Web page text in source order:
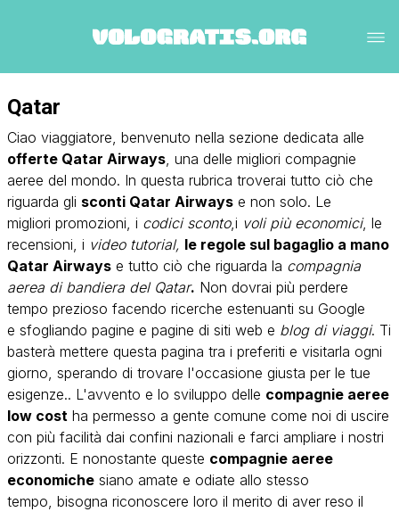
Qatar
Ciao viaggiatore, benvenuto nella sezione dedicata alle
offerte Qatar Airways , una delle migliori compagnie
aeree del mondo. In questa rubrica troverai tutto ciò che
riguarda gli sconti Qatar Airways e non solo. Le
migliori promozioni, i codici sconto,i voli più economici, le
recensioni, i video tutorial, le regole sul bagaglio a mano
Qatar Airways e tutto ciò che riguarda la compagnia
aerea di bandiera del Qatar. Non dovrai più perdere
tempo prezioso facendo ricerche estenuanti su Google
e sfogliando pagine e pagine di siti web e blog di viaggi. Ti
basterà mettere questa pagina tra i preferiti e visitarla ogni
giorno, sperando di trovare l'occasione giusta per le tue
esigenze.. L'avvento e lo sviluppo delle compagnie aeree
low cost ha permesso a gente comune come noi di uscire
con più facilità dai confini nazionali e farci ampliare i nostri
orizzonti. E nonostante queste compagnie aeree
economiche siano amate e odiate allo stesso
tempo, bisogna riconoscere loro il merito di aver reso il